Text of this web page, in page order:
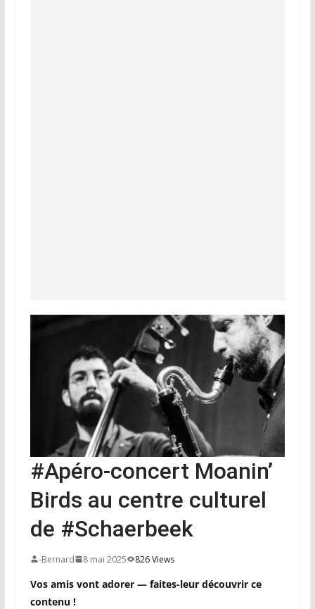
#Apéro-concert Moanin’
Birds au centre culturel
de #Schaerbeek
-Bernard 8 mai 2025 826 Views
Vos amis vont adorer — faites-leur découvrir ce
contenu !